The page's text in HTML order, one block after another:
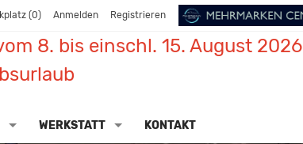
(0) Anmelden Registrieren
8. bis einschl. 15. August 2026
WERKSTATT KONTAKT